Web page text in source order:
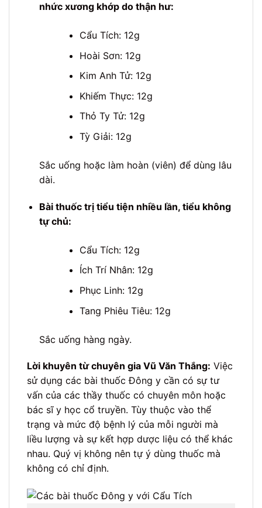
nhức xương khớp do thận hư:
Cẩu Tích: 12g
Hoài Sơn: 12g
Kim Anh Tử: 12g
Khiếm Thực: 12g
Thỏ Ty Tử: 12g
Tỳ Giải: 12g
Sắc uống hoặc làm hoàn (viên) để dùng lâu
dài.
Bài thuốc trị tiểu tiện nhiều lần, tiểu không
tự chủ:
Cẩu Tích: 12g
Ích Trí Nhân: 12g
Phục Linh: 12g
Tang Phiêu Tiêu: 12g
Sắc uống hàng ngày.
Lời khuyên từ chuyên gia Vũ Văn Thắng: Việc
sử dụng các bài thuốc Đông y cần có sự tư
vấn của các thầy thuốc có chuyên môn hoặc
bác sĩ y học cổ truyền. Tùy thuộc vào thể
trạng và mức độ bệnh lý của mỗi người mà
liều lượng và sự kết hợp dược liệu có thể khác
nhau. Quý vị không nên tự ý dùng thuốc mà
không có chỉ định.